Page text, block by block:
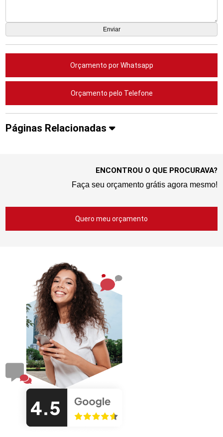
Orçamento por Whatsapp
Orçamento pelo Telefone
Páginas Relacionadas
ENCONTROU O QUE PROCURAVA?
Faça seu orçamento grátis agora mesmo!
Quero meu orçamento